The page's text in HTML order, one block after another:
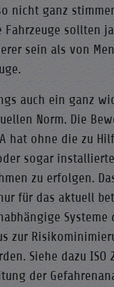
nicht ganz
Fahrzeuge sollten ja
sein als von
auch ein ganz
Norm. Die
hat ohne die zu
sogar
zu erfolgen.
für das aktuell
Systeme
zur
Siehe dazu ISO
der